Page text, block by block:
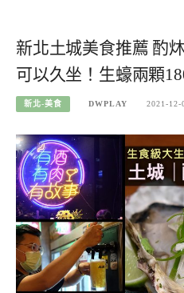
新北土城美食推薦 酌
可以久坐！生蠔兩顆
新北-美食 DWPLAY 2021-12-